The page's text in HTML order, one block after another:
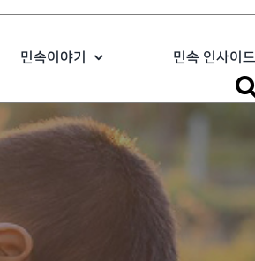
민속이야기 민속 인사이드